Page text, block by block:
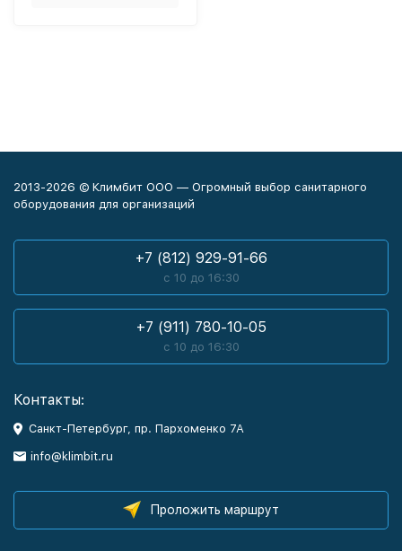
2013-2026 © Климбит ООО — Огромный выбор санитарного
оборудования для организаций
+7 (812) 929-91-66
с 10 до 16:30
+7 (911) 780-10-05
с 10 до 16:30
Контакты:
Санкт-Петербург, пр. Пархоменко 7А
info@klimbit.ru
Проложить маршрут